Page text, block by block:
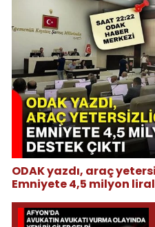
ODAK yazdı, araç
Emniyete 4,5 milyon